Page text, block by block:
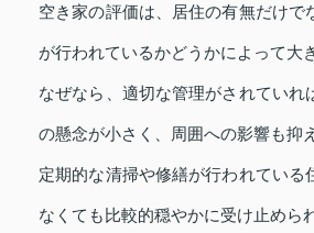
空き家の評価は、居住の有無だけで
が行われているかどうかによって大
なぜなら、適切な管理がされていれ
の懸念が小さく、周囲への影響も抑
定期的な清掃や修繕が行われている
なくても比較的穏やかに受け止めら